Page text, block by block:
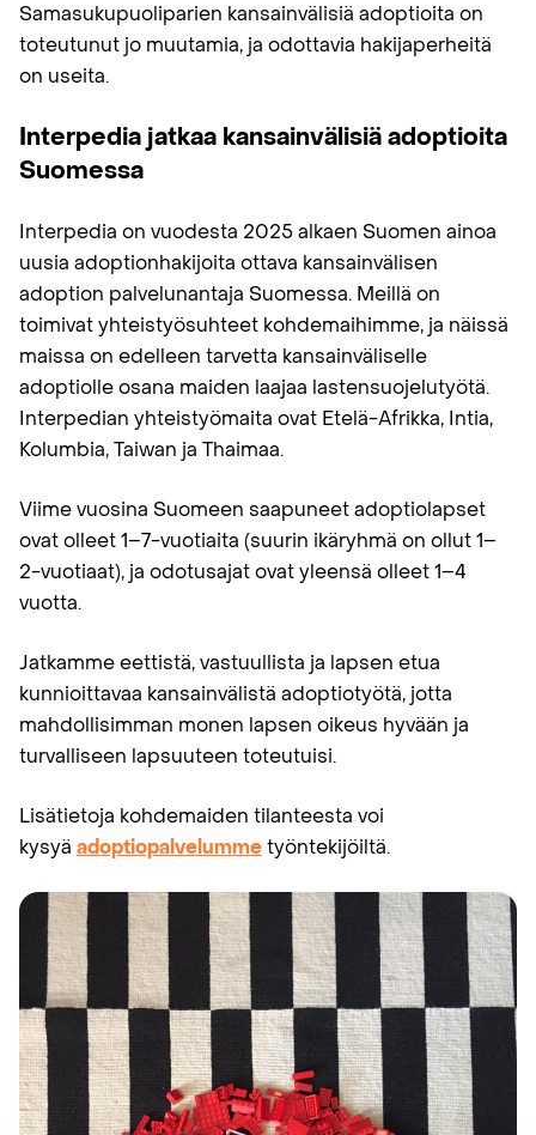
Samasukupuoliparien kansainvälisiä adoptioita on
toteutunut jo muutamia, ja odottavia hakijaperheitä
on useita.
Interpedia jatkaa kansainvälisiä adoptioita
Suomessa
Interpedia on vuodesta 2025 alkaen Suomen ainoa
uusia adoptionhakijoita ottava kansainvälisen
adoption palvelunantaja Suomessa. Meillä on
toimivat yhteistyösuhteet kohdemaihimme, ja näissä
maissa on edelleen tarvetta kansainväliselle
adoptiolle osana maiden laajaa lastensuojelutyötä.
Interpedian yhteistyömaita ovat Etelä-Afrikka, Intia,
Kolumbia, Taiwan ja Thaimaa.
Viime vuosina Suomeen saapuneet adoptiolapset
ovat olleet 1–7-vuotiaita (suurin ikäryhmä on ollut 1–
2-vuotiaat), ja odotusajat ovat yleensä olleet 1–4
vuotta.
Jatkamme eettistä, vastuullista ja lapsen etua
kunnioittavaa kansainvälistä adoptiotyötä, jotta
mahdollisimman monen lapsen oikeus hyvään ja
turvalliseen lapsuuteen toteutuisi.
Lisätietoja kohdemaiden tilanteesta voi
kysyä adoptiopalvelummetyöntekijöiltä.